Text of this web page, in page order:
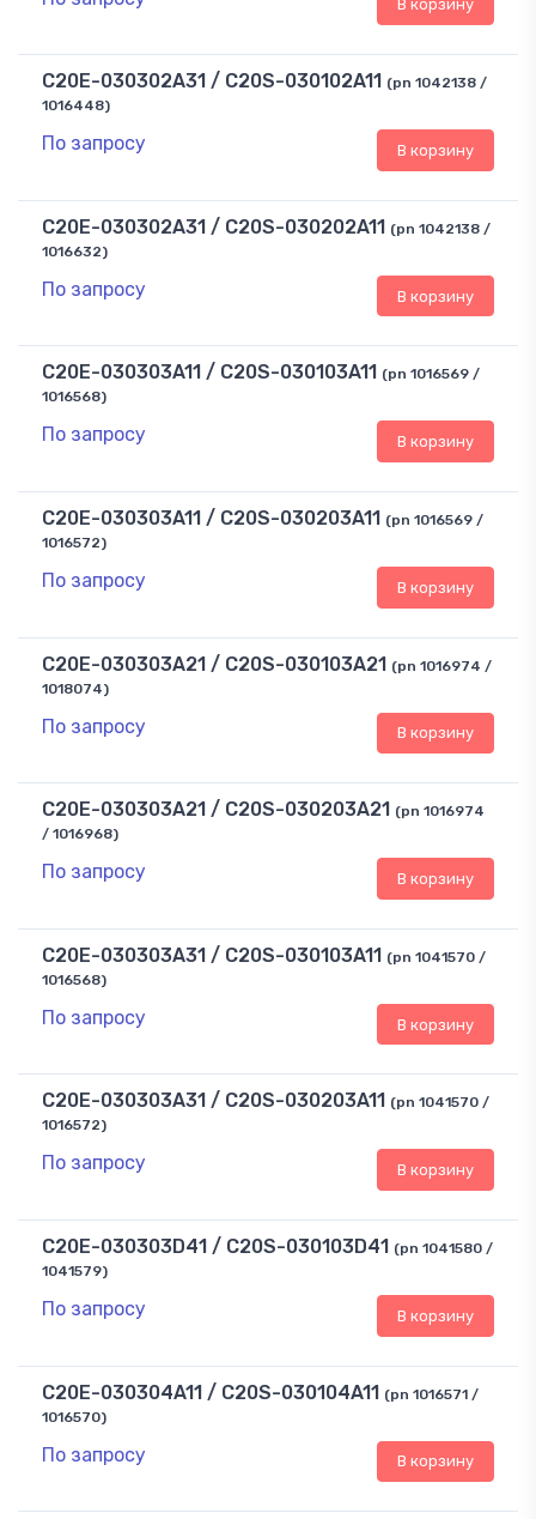
В корзину
C20E-030302A31 / C20S-030102A11 (pn 1042138 /
1016448)
По запросу В корзину
C20E-030302A31 / C20S-030202A11 (pn 1042138 /
1016632)
По запросу В корзину
C20E-030303A11 / C20S-030103A11 (pn 1016569 /
1016568)
По запросу В корзину
C20E-030303A11 / C20S-030203A11 (pn 1016569 /
1016572)
По запросу В корзину
C20E-030303A21 / C20S-030103A21 (pn 1016974 /
1018074)
По запросу В корзину
C20E-030303A21 / C20S-030203A21 (pn 1016974
/ 1016968)
По запросу В корзину
C20E-030303A31 / C20S-030103A11 (pn 1041570 /
1016568)
По запросу В корзину
C20E-030303A31 / C20S-030203A11 (pn 1041570 /
1016572)
По запросу В корзину
C20E-030303D41 / C20S-030103D41 (pn 1041580 /
1041579)
По запросу В корзину
C20E-030304A11 / C20S-030104A11 (pn 1016571 /
1016570)
По запросу В корзину